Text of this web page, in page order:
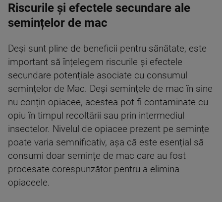
Riscurile și efectele secundare ale
semințelor de mac
Deși sunt pline de beneficii pentru sănătate, este
important să înțelegem riscurile și efectele
secundare potențiale asociate cu consumul
semințelor de Mac. Deși semințele de mac în sine
nu conțin opiacee, acestea pot fi contaminate cu
opiu în timpul recoltării sau prin intermediul
insectelor. Nivelul de opiacee prezent pe semințe
poate varia semnificativ, așa că este esențial să
consumi doar semințe de mac care au fost
procesate corespunzător pentru a elimina
opiaceele.